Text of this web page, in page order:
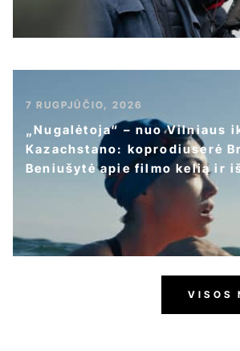
7 RUGPJŪČIO, 2026
„Nugalėtoja“ – nuo Vilniaus
Kazachstano: koprodiuserė
Beniušytė apie filmo kelią ir
VISOS